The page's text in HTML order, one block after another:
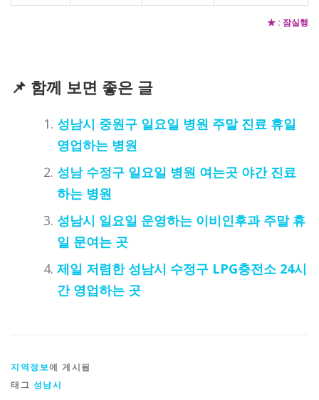
★ : 잠실행
📌 함께 보면 좋은 글
성남시 중원구 일요일 병원 주말 진료 휴일
영업하는 병원
성남 수정구 일요일 병원 여는곳 야간 진료
하는 병원
성남시 일요일 운영하는 이비인후과 주말 휴
일 문여는 곳
제일 저렴한 성남시 수정구 LPG충전소 24시
간 영업하는 곳
지역정보에 게시됨
태그 성남시